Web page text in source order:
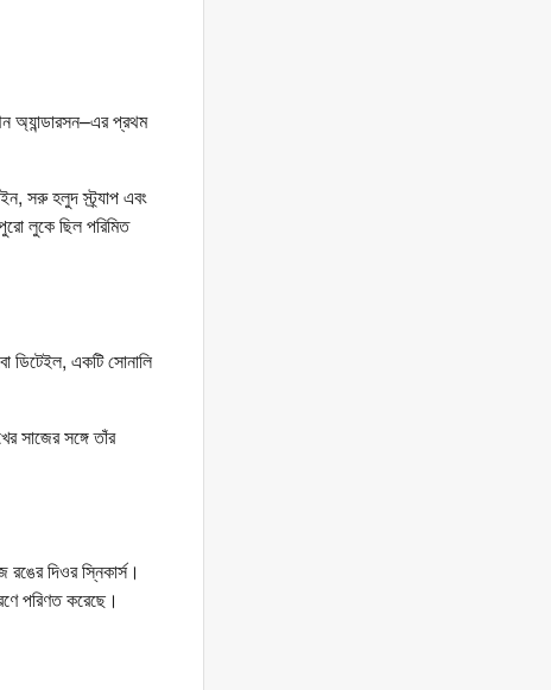
অ্যান্ডারসন–এর প্রথম
সরু হলুদ স্ট্র্যাপ এবং
লুকে ছিল পরিমিত
ডিটেইল, একটি সোনালি
সাজের সঙ্গে তাঁর
দিওর স্নিকার্স।
পরিণত করেছে।